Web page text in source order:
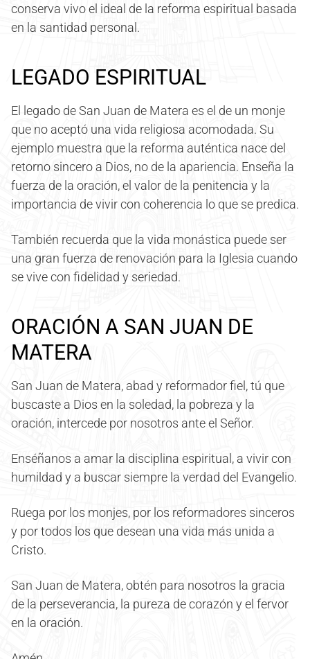
conserva vivo el ideal de la reforma espiritual basada
en la santidad personal.
LEGADO ESPIRITUAL
El legado de San Juan de Matera es el de un monje
que no aceptó una vida religiosa acomodada. Su
ejemplo muestra que la reforma auténtica nace del
retorno sincero a Dios, no de la apariencia. Enseña la
fuerza de la oración, el valor de la penitencia y la
importancia de vivir con coherencia lo que se predica.
También recuerda que la vida monástica puede ser
una gran fuerza de renovación para la Iglesia cuando
se vive con fidelidad y seriedad.
ORACIÓN A SAN JUAN DE
MATERA
San Juan de Matera, abad y reformador fiel, tú que
buscaste a Dios en la soledad, la pobreza y la
oración, intercede por nosotros ante el Señor.
Enséñanos a amar la disciplina espiritual, a vivir con
humildad y a buscar siempre la verdad del Evangelio.
Ruega por los monjes, por los reformadores sinceros
y por todos los que desean una vida más unida a
Cristo.
San Juan de Matera, obtén para nosotros la gracia
de la perseverancia, la pureza de corazón y el fervor
en la oración.